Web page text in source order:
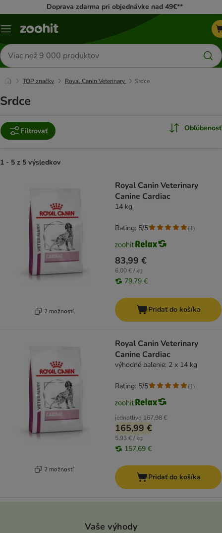
Doprava zdarma pri objednávke nad 49€**
Kategórie
Hľadať
produkty
TOP značky Royal Canin Veterinary Srdce
Srdce
Filtrovať Obľúbenosť
1 - 5 z 5 výsledkov
2 možností
Royal Canin Veterinary
Canine Cardiac
14 kg
83,99 €
6,00 € / kg
79,79 €
Rating: 5/5 (1)
Pridať do košíka
2 možností
Royal Canin Veterinary
Canine Cardiac
výhodné balenie: 2 x 14 kg
jednotlivo 167,98 €
165,99 €
5,93 € / kg
157,69 €
Rating: 5/5 (1)
Pridať do košíka
Vaše výhody